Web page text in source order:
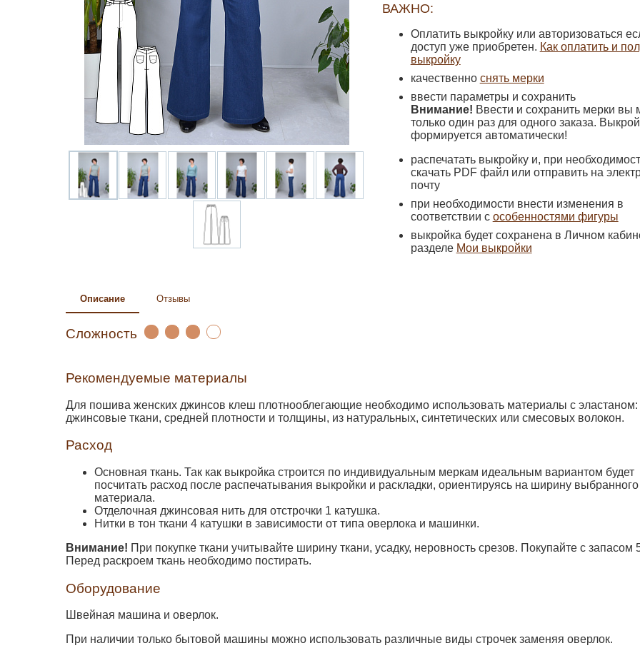
ВАЖНО:
Оплатить выкройку или авторизоваться
доступ уже приобретен. Как оплатить и
выкройку
качественно снять мерки
ввести параметры и сохранить
Внимание! Ввести и сохранить мерки вы
только один раз для одного заказа.
формируется автоматически!
распечатать выкройку и, при
скачать PDF файл или отправить на
почту
при необходимости внести изменения в
соответствии с особенностями фигуры
выкройка будет сохранена в Личном
разделе Мои выкройки
Описание Отзывы
Сложность
Рекомендуемые материалы
Для пошива женских джинсов клеш плотнооблегающие необходимо использовать материалы с эластаном:
джинсовые ткани, средней плотности и толщины, из натуральных, синтетических или смесовых волокон.
Расход
Основная ткань. Так как выкройка строится по индивидуальным меркам идеальным вариантом будет
посчитать расход после распечатывания выкройки и раскладки, ориентируясь на ширину выбранного
материала.
Отделочная джинсовая нить для отстрочки 1 катушка.
Нитки в тон ткани 4 катушки в зависимости от типа оверлока и машинки.
Внимание! При покупке ткани учитывайте ширину ткани, усадку, неровность срезов. Покупайте с запасом
Перед раскроем ткань необходимо постирать.
Оборудование
Швейная машина и оверлок.
При наличии только бытовой машины можно использовать различные виды строчек заменяя оверлок.